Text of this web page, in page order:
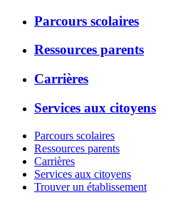
Parcours scolaires
Ressources parents
Carrières
Services aux citoyens
Parcours scolaires
Ressources parents
Carrières
Services aux citoyens
Trouver un établissement